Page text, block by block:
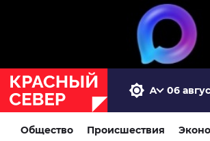
06
Общество Происшествия